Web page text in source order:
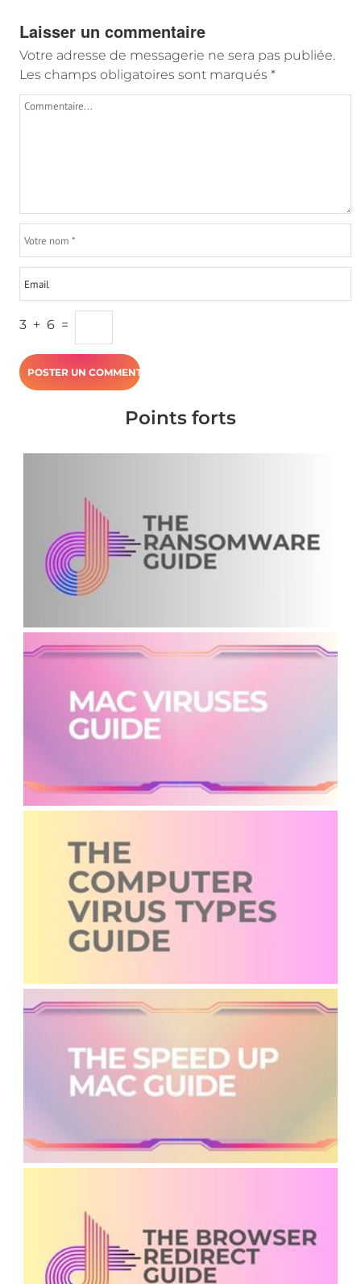
Laisser un commentaire
Votre adresse de messagerie ne sera pas publiée.
Les champs obligatoires sont marqués *
3 + 6 =
Points forts